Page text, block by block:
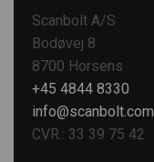
Scanbolt A/S
Bodøvej 8
8700 Horsens
+45 4844 8330
info@scanbolt.com
CVR.: 33 39 75 42